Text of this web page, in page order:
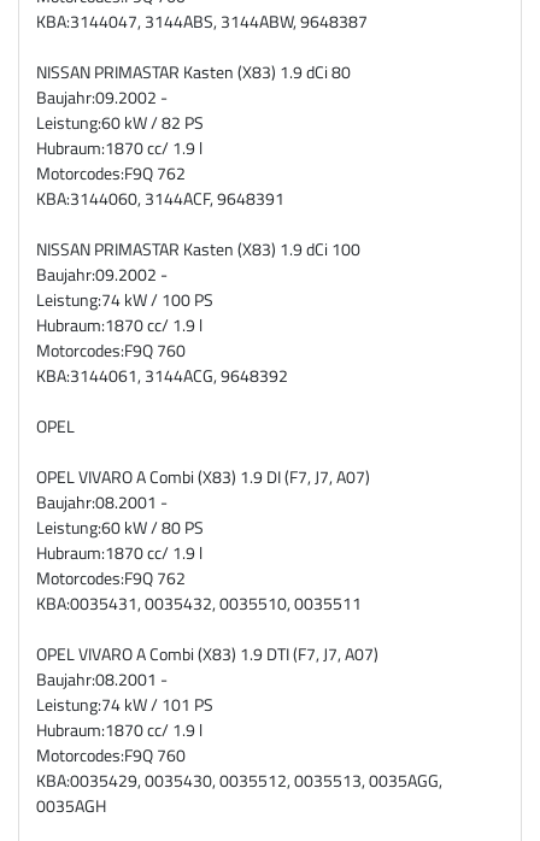
KBA:3144047, 3144ABS, 3144ABW, 9648387
NISSAN PRIMASTAR Kasten (X83) 1.9 dCi 80
Baujahr:09.2002 -
Leistung:60 kW / 82 PS
Hubraum:1870 cc/ 1.9 l
Motorcodes:F9Q 762
KBA:3144060, 3144ACF, 9648391
NISSAN PRIMASTAR Kasten (X83) 1.9 dCi 100
Baujahr:09.2002 -
Leistung:74 kW / 100 PS
Hubraum:1870 cc/ 1.9 l
Motorcodes:F9Q 760
KBA:3144061, 3144ACG, 9648392
OPEL
OPEL VIVARO A Combi (X83) 1.9 DI (F7, J7, A07)
Baujahr:08.2001 -
Leistung:60 kW / 80 PS
Hubraum:1870 cc/ 1.9 l
Motorcodes:F9Q 762
KBA:0035431, 0035432, 0035510, 0035511
OPEL VIVARO A Combi (X83) 1.9 DTI (F7, J7, A07)
Baujahr:08.2001 -
Leistung:74 kW / 101 PS
Hubraum:1870 cc/ 1.9 l
Motorcodes:F9Q 760
KBA:0035429, 0035430, 0035512, 0035513, 0035AGG,
0035AGH